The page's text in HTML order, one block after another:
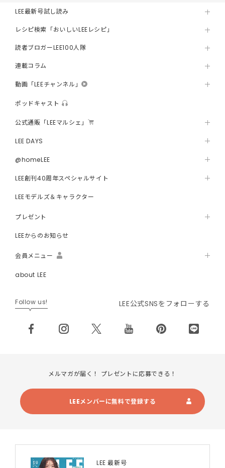
LEE最新号試し読み
レシピ検索「おいしいLEEレシピ」
読者ブロガーLEE100人隊
連載コラム
動画「LEEチャンネル」
ポッドキャスト
公式通販「LEEマルシェ」
LEE DAYS
@homeLEE
LEE創刊40周年スペシャルサイト
LEEモデルズ＆キャラクター
プレゼント
LEEからのお知らせ
会員メニュー
about LEE
Follow us! LEE公式SNSをフォローする
メルマガが届く！ プレゼントに応募できる！
LEEメンバーに無料で登録する
LEE 最新号